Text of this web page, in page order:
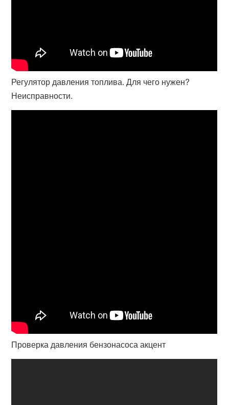
Регулятор давления топлива. Для чего нужен?
Неисправности.
Проверка давления бензонасоса акцент